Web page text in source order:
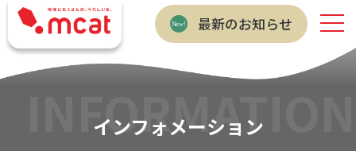
最新のお知らせ
インフォメーション
INFORMATION